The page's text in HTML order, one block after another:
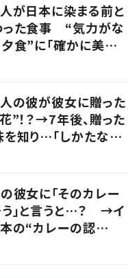
が日本に染まる前と
った食事 “気力がな
食”に「確かに美味
の彼が彼女に贈った
”！？→7年後、贈った
知り…「しかたな
彼女に「そのカレー
」と言うと…？ →イ
の“カレーの認